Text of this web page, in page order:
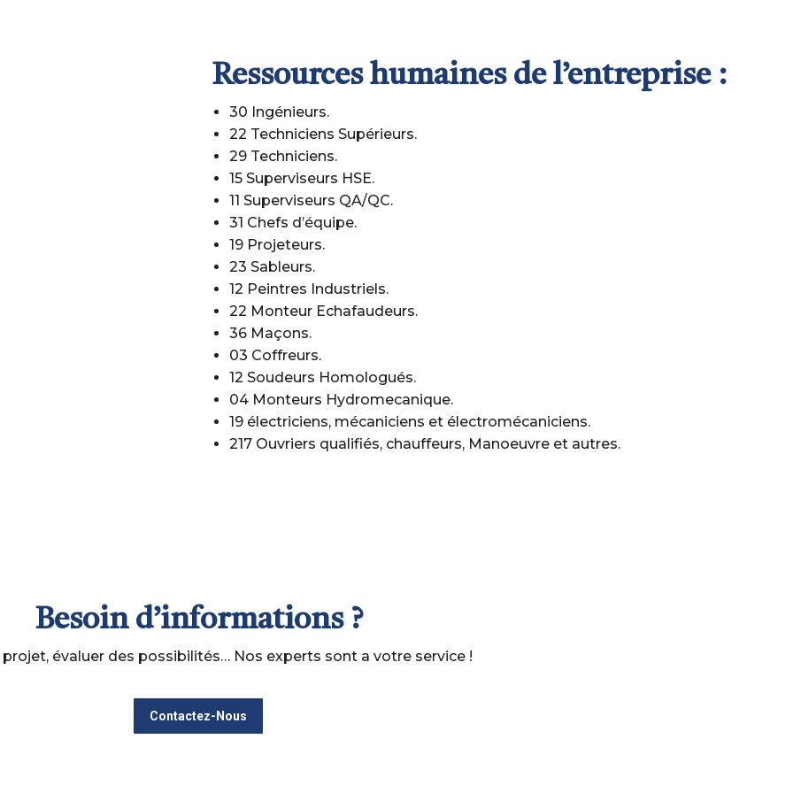
Ressources humaines de l’entreprise :
30 Ingénieurs.
22 Techniciens Supérieurs.
29 Techniciens.
15 Superviseurs HSE.
11 Superviseurs QA/QC.
31 Chefs d’équipe.
19 Projeteurs.
23 Sableurs.
12 Peintres Industriels.
22 Monteur Echafaudeurs.
36 Maçons.
03 Coffreurs.
12 Soudeurs Homologués.
04 Monteurs Hydromecanique.
19 électriciens, mécaniciens et électromécaniciens.
217 Ouvriers qualifiés, chauffeurs, Manoeuvre et autres.
Besoin d’informations ?
évaluer des possibilités… Nos experts sont a votre service !
Contactez-Nous